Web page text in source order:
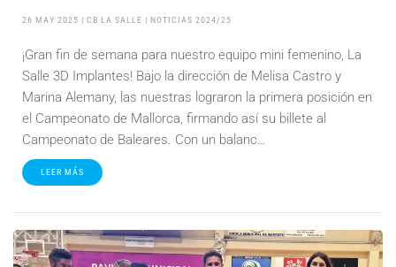
26 MAY 2025 | CB LA SALLE | NOTICIAS 2024/25
¡Gran fin de semana para nuestro equipo mini femenino, La
Salle 3D Implantes! Bajo la dirección de Melisa Castro y
Marina Alemany, las nuestras lograron la primera posición en
el Campeonato de Mallorca, firmando así su billete al
Campeonato de Baleares. Con un balanc…
LEER MÁS